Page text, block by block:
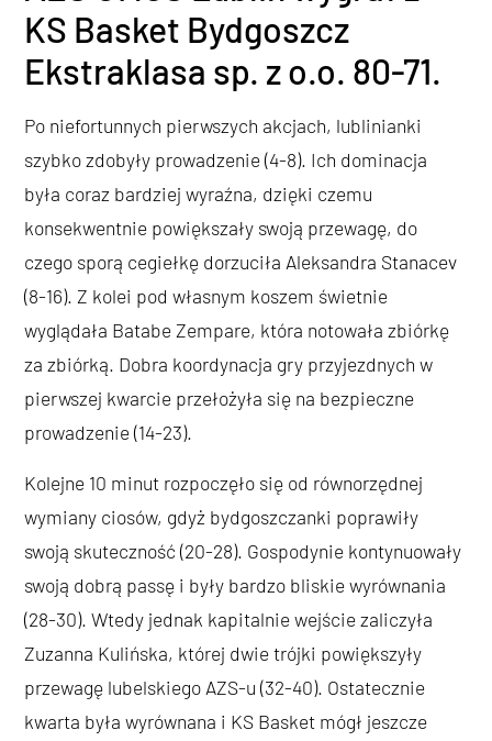
KS Basket Bydgoszcz
Ekstraklasa sp. z o.o. 80-71.
Po niefortunnych pierwszych akcjach, lublinianki
szybko zdobyły prowadzenie (4-8). Ich dominacja
była coraz bardziej wyraźna, dzięki czemu
konsekwentnie powiększały swoją przewagę, do
czego sporą cegiełkę dorzuciła Aleksandra Stanacev
(8-16). Z kolei pod własnym koszem świetnie
wyglądała Batabe Zempare, która notowała zbiórkę
za zbiórką. Dobra koordynacja gry przyjezdnych w
pierwszej kwarcie przełożyła się na bezpieczne
prowadzenie (14-23).
Kolejne 10 minut rozpoczęło się od równorzędnej
wymiany ciosów, gdyż bydgoszczanki poprawiły
swoją skuteczność (20-28). Gospodynie kontynuowały
swoją dobrą passę i były bardzo bliskie wyrównania
(28-30). Wtedy jednak kapitalnie wejście zaliczyła
Zuzanna Kulińska, której dwie trójki powiększyły
przewagę lubelskiego AZS-u (32-40). Ostatecznie
kwarta była wyrównana i KS Basket mógł jeszcze